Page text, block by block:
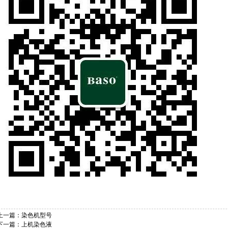
一篇： 染色机型号
一篇： 上机染色液